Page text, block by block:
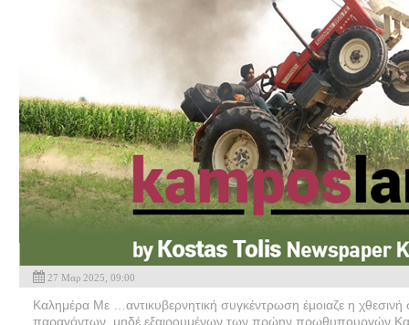
27 Μαρ 2025, 09:00
Καλημέρα Με …αντικυβερνητική συγκέντρωση έμοιαζε η
παραγόντων, μηδέ εξαιρουμένων των πρώην πρωθυπουργών